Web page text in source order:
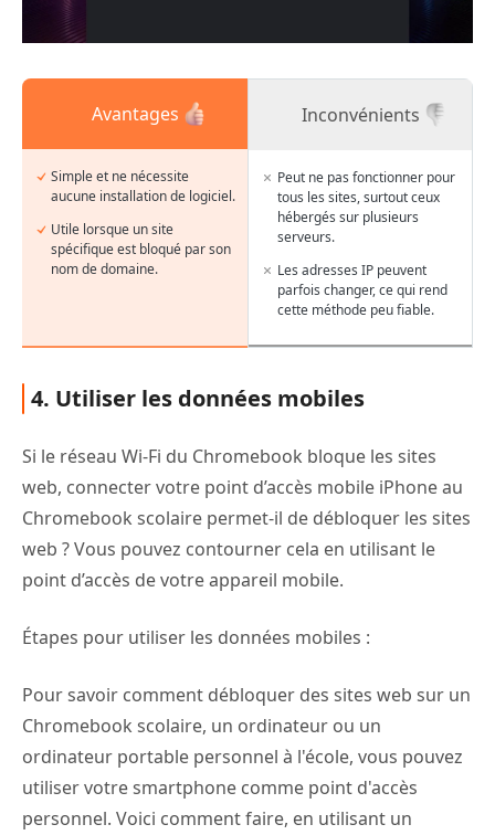
Avantages
Simple et ne nécessite
aucune installation de logiciel.
Utile lorsque un site
spécifique est bloqué par son
nom de domaine.
Inconvénients
Peut ne pas fonctionner pour
tous les sites, surtout ceux
hébergés sur plusieurs
serveurs.
Les adresses IP peuvent
parfois changer, ce qui rend
cette méthode peu fiable.
4. Utiliser les données mobiles
Si le réseau Wi-Fi du Chromebook bloque les sites
web, connecter votre point d’accès mobile iPhone au
Chromebook scolaire permet-il de débloquer les sites
web ? Vous pouvez contourner cela en utilisant le
point d’accès de votre appareil mobile.
Étapes pour utiliser les données mobiles :
Pour savoir comment débloquer des sites web sur un
Chromebook scolaire, un ordinateur ou un
ordinateur portable personnel à l'école, vous pouvez
utiliser votre smartphone comme point d'accès
personnel. Voici comment faire, en utilisant un